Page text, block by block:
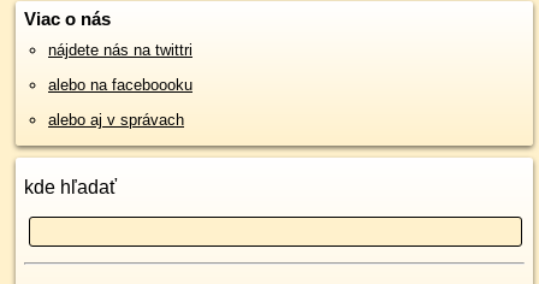
Viac o nás
nájdete nás na twittri
alebo na faceboooku
alebo aj v správach
kde hľadať